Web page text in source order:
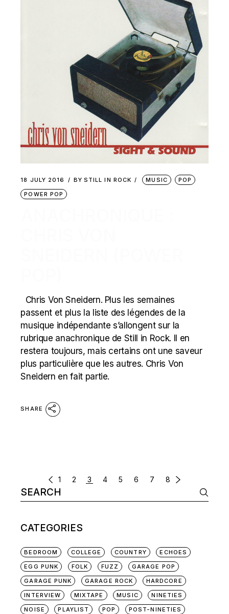
18 JULY 2016 BY STILL IN ROCK MUSIC
POP
POWER POP
Chris Von Sneidern. Plus les semaines
passent et plus la liste des légendes de la
musique indépendante s’allongent sur la
rubrique anachronique de Still in Rock. Il en
restera toujours, mais certains ont une saveur
plus particulière que les autres. Chris Von
Sneidern en fait partie.
SHARE
POSTS
NAVIGATION
1 2 3 4 5 6 7 8
Search
for:
CATEGORIES
BEDROOM COLLEGE COUNTRY
ECHOES
EGG PUNK
FOLK FUZZ
GARAGE POP
GARAGE PUNK
GARAGE ROCK
HARDCORE
INTERVIEW
MIXTAPE MUSIC
NINETIES
NOISE
PLAYLIST POP
POST-NINETIES